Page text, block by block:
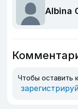
Albina
Чтобы оставить